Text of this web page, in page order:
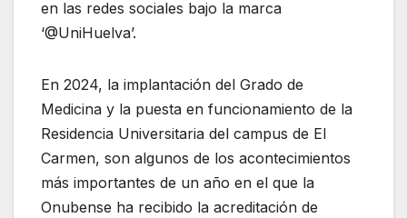
en las redes sociales bajo la marca
‘@UniHuelva’.
En 2024, la implantación del Grado de
Medicina y la puesta en funcionamiento de la
Residencia Universitaria del campus de El
Carmen, son algunos de los acontecimientos
más importantes de un año en el que la
Onubense ha recibido la acreditación de